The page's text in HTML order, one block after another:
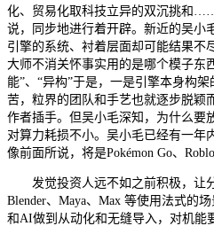
化、贸易化取科技立异的双沉挑和
说，同步地进行着开辟。新近的吴小
引擎的系统、衬着层面却可能结果不
大师不消关怀事实用的是哪个模子东
能”、“异构”于是，一是引擎本身构
苦，粒界的团队和手艺也就逐步脱颖
作者插手。但吴小毛深知，为什么要
对算力耗损不小。吴小毛已经有一年
像前面所说，将是Pokémon Go、
发觉投资人远不如之前积极，让分
Blender、Maya、Max 等使用法式的
和AI做到从动化和无缝导入，对机能